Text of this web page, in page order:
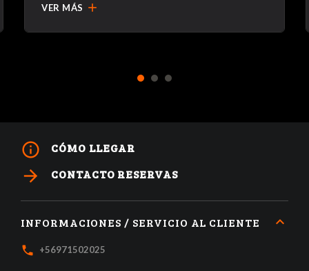
VER MÁS add
1 2 3
info_outline CÓMO LLEGAR
arrow_forward CONTACTO RESERVAS
INFORMACIONES / SERVICIO AL CLIENTE
local_phone +56971502025